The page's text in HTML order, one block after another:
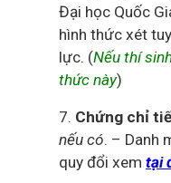
Đại học Quốc
hình thức xét
lực. (Nếu thí
thức này)
7. Chứng chỉ
nếu có. – Danh
quy đổi xem tại